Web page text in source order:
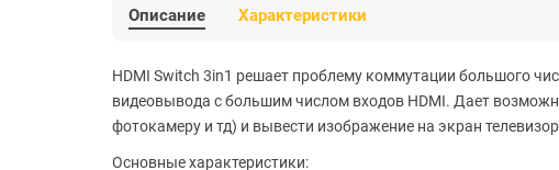
Описание Характеристики
HDMI Switch 3in1 решает проблему коммутации большого
видеовывода с большим числом входов HDMI. Дает
фотокамеру и тд) и вывести изображение на экран
Основные характеристики: